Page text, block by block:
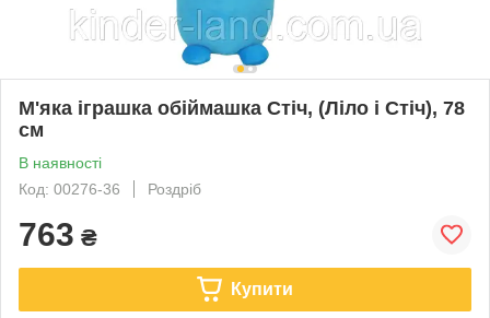
М'яка іграшка обіймашка Стіч, (Ліло і Стіч), 78
см
В наявності
Код: 00276-36
Роздріб
763 ₴
Купити